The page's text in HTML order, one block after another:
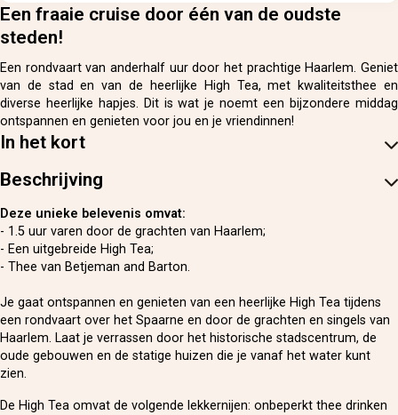
Een fraaie cruise door één van de oudste
steden!
Een rondvaart van anderhalf uur door het prachtige Haarlem. Geniet
van de stad en van de heerlijke High Tea, met kwaliteitsthee en
diverse heerlijke hapjes. Dit is wat je noemt een bijzondere middag
ontspannen en genieten voor jou en je vriendinnen!
In het kort
Beschrijving
Deze unieke belevenis omvat:
- 1.5 uur varen door de grachten van Haarlem;
- Een uitgebreide High Tea;
- Thee van Betjeman and Barton.
Je gaat ontspannen en genieten van een heerlijke High Tea tijdens
een rondvaart over het Spaarne en door de grachten en singels van
Haarlem. Laat je verrassen door het historische stadscentrum, de
oude gebouwen en de statige huizen die je vanaf het water kunt
zien.
De High Tea omvat de volgende lekkernijen: onbeperkt thee drinken